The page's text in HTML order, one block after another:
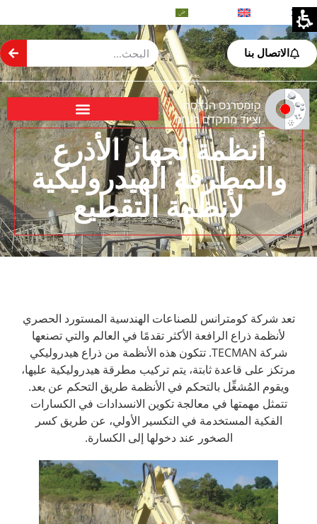
الاتصال بنا
أنظمة لجهاز الأذرع
والمطرقة الهيدروليكية
لأنظمة التقطيع
تعد شركة كومترانس للصناعات الهندسية المستورد الحصري
لأنظمة ذراع الرافعة الأكثر تقدمًا في العالم والتي تصنعها
شركة TECMAN. تتكون هذه الأنظمة من ذراع هيدروليكي
مرتكز على قاعدة ثابتة، يتم تركيب مطرقة هيدروليكية عليها،
ويقوم المُشغِّل بالتحكم في الأنظمة طريق التحكم عن بعد.
تتمثل مهمتها في معالجة تكوين الانسدادات في الكسارات
الفكية المستخدمة في التكسير الأولي، عن طريق كسر
الصخور عند دخولها إلى الكسارة.